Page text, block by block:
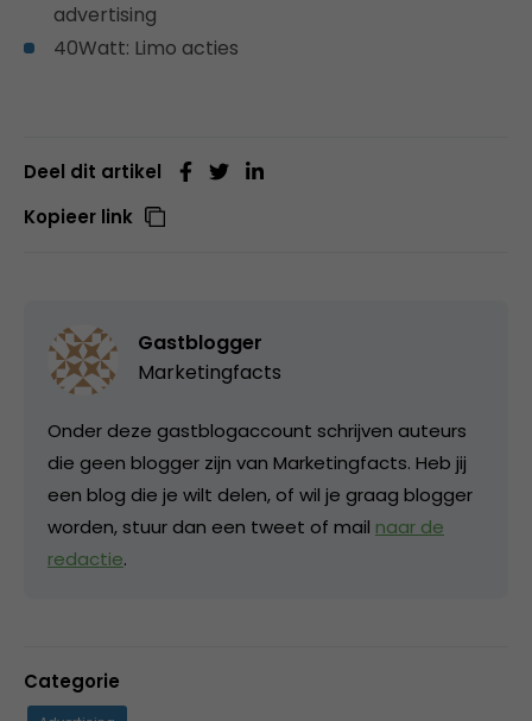
advertising
40Watt: Limo acties
Deel dit artikel
Kopieer link
Gastblogger
Marketingfacts
Onder deze gastblogaccount schrijven auteurs
die geen blogger zijn van Marketingfacts. Heb jij
een blog die je wilt delen, of wil je graag blogger
worden, stuur dan een tweet of mail naar de
redactie.
Categorie